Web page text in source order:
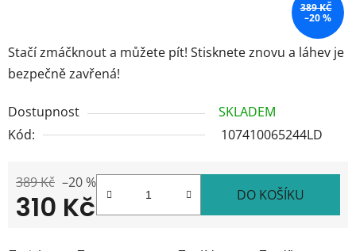
Stačí zmáčknout a můžete pít! Stisknete znovu a láhev je
bezpečně zavřená!
Dostupnost
SKLADEM
Kód:
107410065244LD
389 Kč –20 %
310 Kč DO KOŠÍKU
389 KČ
–20 %